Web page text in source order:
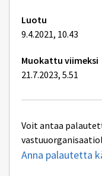
Luotu
9.4.2021, 10.43
Muokattu viimeksi
21.7.2023, 5.51
Voit antaa
Anna palautetta